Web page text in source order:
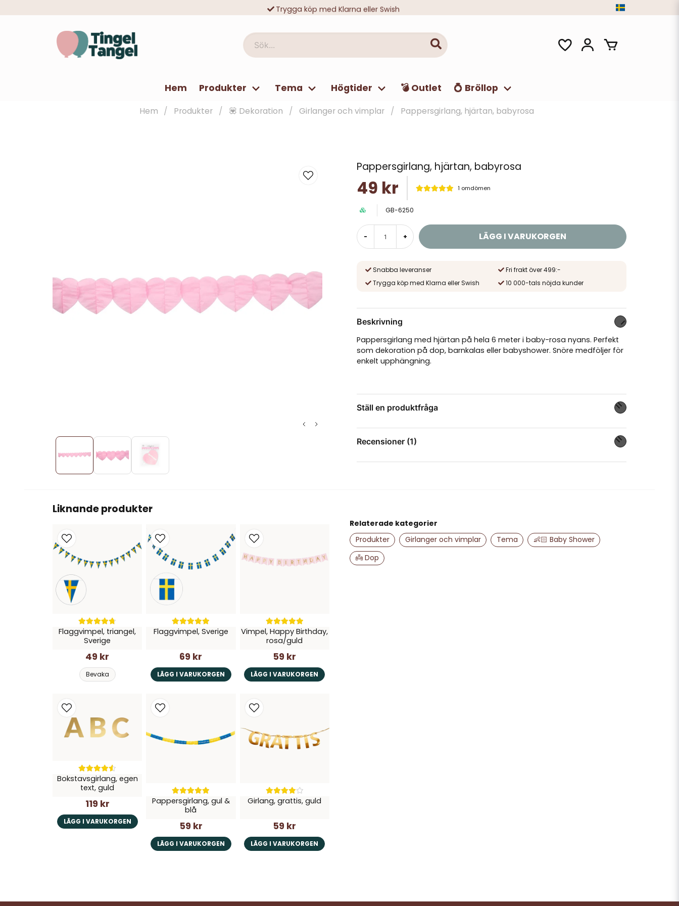
Trygga köp med Klarna eller Swish
Sök...
Hem Produkter Tema Högtider 💣 Outlet 💍 Bröllop
Hem Produkter 💟 Dekoration Girlanger och vimplar Pappersgirlang, hjärtan, babyrosa
Pappersgirlang, hjärtan, babyrosa
49 kr 1 omdömen
GB-6250
- + LÄGG I VARUKORGEN
Snabba leveranser
Fri frakt över 499:-
Trygga köp med Klarna eller Swish
10 000-tals nöjda kunder
Beskrivning
Pappersgirlang med hjärtan på hela 6 meter i baby-rosa nyans. Perfekt
som dekoration på dop, barnkalas eller babyshower. Snöre medföljer för
enkelt upphängning.
Ställ en produktfråga
Fråga oss något om denna produkten...
Ja, ni får publicera min fråga
Recensioner (1)
Liknande produkter
Flaggvimpel, triangel,
Sverige
49 kr
Bevaka
Flaggvimpel, Sverige
69 kr
LÄGG I VARUKORGEN
Vimpel, Happy Birthday,
rosa/guld
59 kr
LÄGG I VARUKORGEN
Bokstavsgirlang, egen
text, guld
119 kr
LÄGG I VARUKORGEN
Pappersgirlang, gul &
blå
59 kr
LÄGG I VARUKORGEN
Girlang, grattis, guld
59 kr
LÄGG I VARUKORGEN
Relaterade kategorier
Produkter
Girlanger och vimplar Tema
👶🏻 Baby Shower
👼 Dop